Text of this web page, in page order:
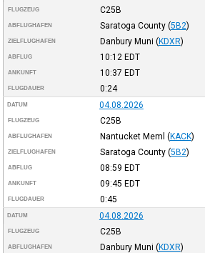
FLUGZEUG C25B
ABFLUGHAFEN Saratoga County (5B2)
ZIELFLUGHAFEN Danbury Muni (KDXR)
ABFLUG 10:12 EDT
ANKUNFT 10:37 EDT
FLUGDAUER 0:24
DATUM 04.08.2026
FLUGZEUG C25B
ABFLUGHAFEN Nantucket Meml (KACK)
ZIELFLUGHAFEN Saratoga County (5B2)
ABFLUG 08:59 EDT
ANKUNFT 09:45 EDT
FLUGDAUER 0:45
DATUM 04.08.2026
FLUGZEUG C25B
ABFLUGHAFEN Danbury Muni (KDXR)